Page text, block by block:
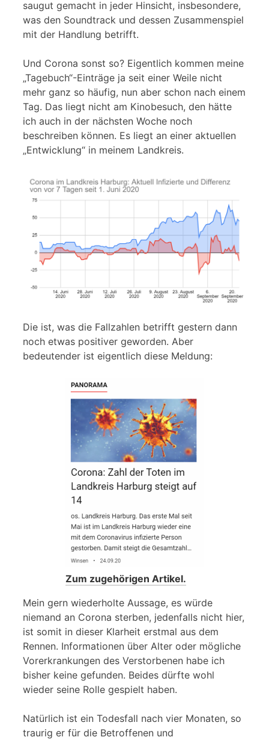
saugut gemacht in jeder Hinsicht, insbesondere,
was den Soundtrack und dessen Zusammenspiel
mit der Handlung betrifft.
Und Corona sonst so? Eigentlich kommen meine
„Tagebuch“-Einträge ja seit einer Weile nicht
mehr ganz so häufig, nun aber schon nach einem
Tag. Das liegt nicht am Kinobesuch, den hätte
ich auch in der nächsten Woche noch
beschreiben können. Es liegt an einer aktuellen
„Entwicklung“ in meinem Landkreis.
Die ist, was die Fallzahlen betrifft gestern dann
noch etwas positiver geworden. Aber
bedeutender ist eigentlich diese Meldung:
Zum zugehörigen Artikel.
Mein gern wiederholte Aussage, es würde
niemand an Corona sterben, jedenfalls nicht hier,
ist somit in dieser Klarheit erstmal aus dem
Rennen. Informationen über Alter oder mögliche
Vorerkrankungen des Verstorbenen habe ich
bisher keine gefunden. Beides dürfte wohl
wieder seine Rolle gespielt haben.
Natürlich ist ein Todesfall nach vier Monaten, so
traurig er für die Betroffenen und